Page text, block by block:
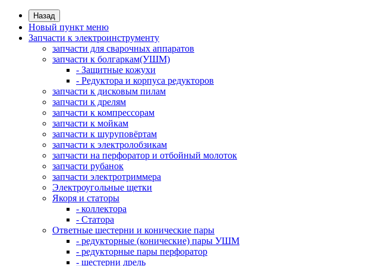
Назад
Новый пункт меню
Запчасти к электроинструменту
запчасти для сварочных аппаратов
запчасти к болгаркам(УШМ)
- Защитные кожухи
- Редуктора и корпуса редукторов
запчасти к дисковым пилам
запчасти к дрелям
запчасти к компрессорам
запчасти к мойкам
запчасти к шуруповёртам
запчасти к электролобзикам
запчасти на перфоратор и отбойный молоток
запчасти рубанок
запчасти электротриммера
Электроугольные щетки
Якоря и статоры
- коллектора
- Статора
Ответные шестерни и конические пары
- редукторные (конические) пары УШМ
- редукторные пары перфоратор
- шестерни дрель